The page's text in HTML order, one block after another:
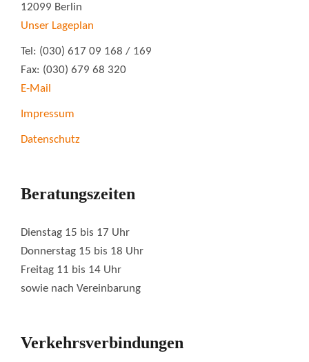
12099 Berlin
Unser Lageplan
Tel: (030) 617 09 168 / 169
Fax: (030) 679 68 320
E-Mail
Impressum
Datenschutz
Beratungszeiten
Dienstag 15 bis 17 Uhr
Donnerstag 15 bis 18 Uhr
Freitag 11 bis 14 Uhr
sowie nach Vereinbarung
Verkehrsverbindungen